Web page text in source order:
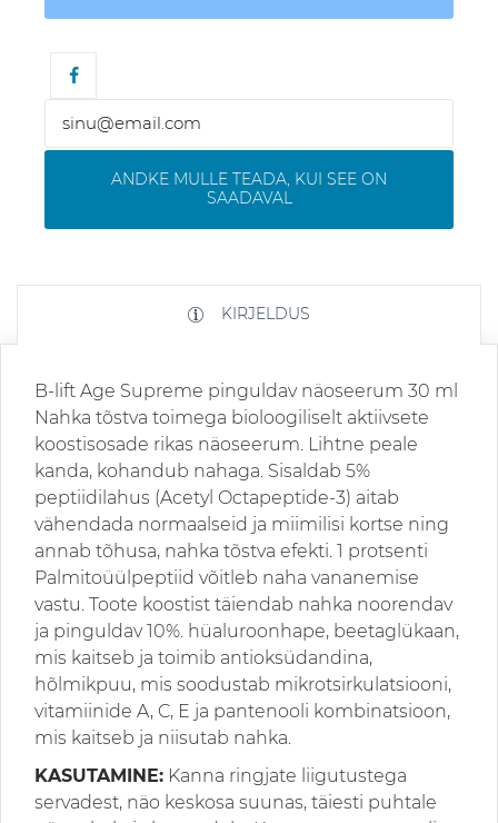
ANDKE MULLE TEADA, KUI SEE ON
SAADAVAL
KIRJELDUS
B-lift Age Supreme pinguldav näoseerum 30 ml
Nahka tõstva toimega bioloogiliselt aktiivsete
koostisosade rikas näoseerum. Lihtne peale
kanda, kohandub nahaga. Sisaldab 5%
peptiidilahus (Acetyl Octapeptide-3) aitab
vähendada normaalseid ja miimilisi kortse ning
annab tõhusa, nahka tõstva efekti. 1 protsenti
Palmitoüülpeptiid võitleb naha vananemise
vastu. Toote koostist täiendab nahka noorendav
ja pinguldav 10%. hüaluroonhape, beetaglükaan,
mis kaitseb ja toimib antioksüdandina,
hõlmikpuu, mis soodustab mikrotsirkulatsiooni,
vitamiinide A, C, E ja pantenooli kombinatsioon,
mis kaitseb ja niisutab nahka.
KASUTAMINE: Kanna ringjate liigutustega
servadest, näo keskosa suunas, täiesti puhtale